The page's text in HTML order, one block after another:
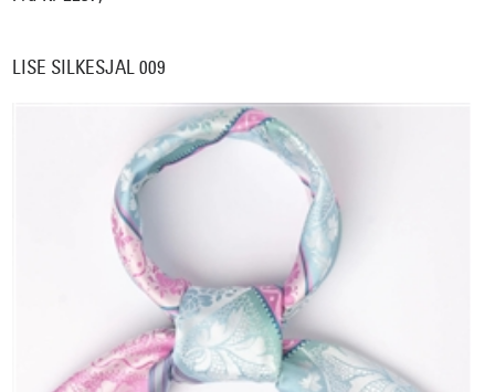
LISE SILKESJAL 009